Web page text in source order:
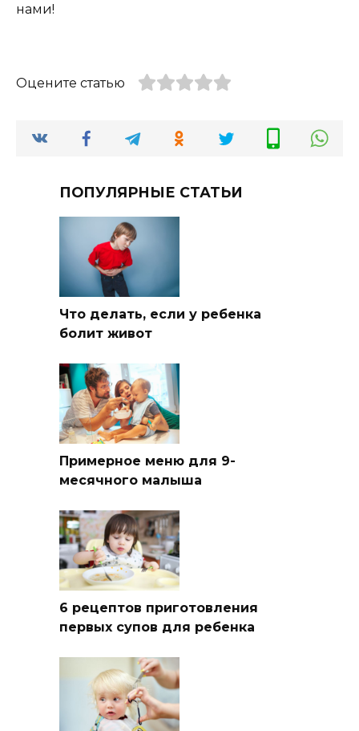
нами!
Оцените статью
ПОПУЛЯРНЫЕ СТАТЬИ
Что делать, если у ребенка
болит живот
Примерное меню для 9-
месячного малыша
6 рецептов приготовления
первых супов для ребенка